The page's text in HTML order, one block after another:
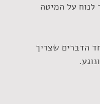
לנוח על המיטה
הדברים שצריך